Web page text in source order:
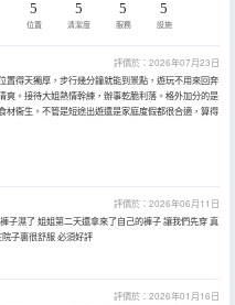
5
位置
5
清潔度
5
服務
5
設施
評價於：2026年07月23日
置得天獨厚，步行幾分鐘就能到景點，遊玩不用來回奔
爽。接待大姐熱情幹練，辦事乾脆利落。格外加分的是
材衞生。不管是短途出遊還是家庭度假都很合適，算得
評價於：2026年06月11日
子濕了 姐姐第二天還拿來了自己的褲子 讓我們先穿 真
子裏很舒服 必須好評
評價於：2026年01月16日